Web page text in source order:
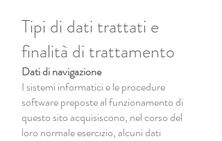
Tipi di dati trattati e
finalità di trattamento
Dati di navigazione
I sistemi informatici e le procedure
software preposte al funzionamento di
questo sito acquisiscono, nel corso del
loro normale esercizio, alcuni dati